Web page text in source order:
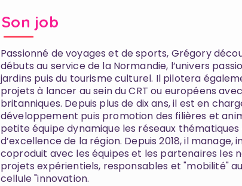
Passionné de voyages et de sports, Grégory
débuts au service de la Normandie, l’univers
jardins puis du tourisme culturel. Il pilotera
projets à lancer au sein du CRT ou européens
britanniques. Depuis plus de dix ans, il est en
développement puis promotion des filières et
petite équipe dynamique les réseaux
d’excellence de la région. Depuis 2018, il manage,
coproduit avec les équipes et les partenaires les
projets expérientiels, responsables et "mobilité"
cellule "innovation.
Son job